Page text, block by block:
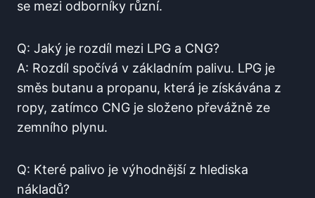
se mezi odborníky různí.
Q: Jaký je rozdíl mezi LPG a CNG?
A: Rozdíl spočívá v základním palivu. LPG je
směs butanu a propanu, která je získávána z
ropy, zatímco CNG je složeno převážně ze
zemního plynu.
Q: Které palivo je výhodnější z hlediska
nákladů?